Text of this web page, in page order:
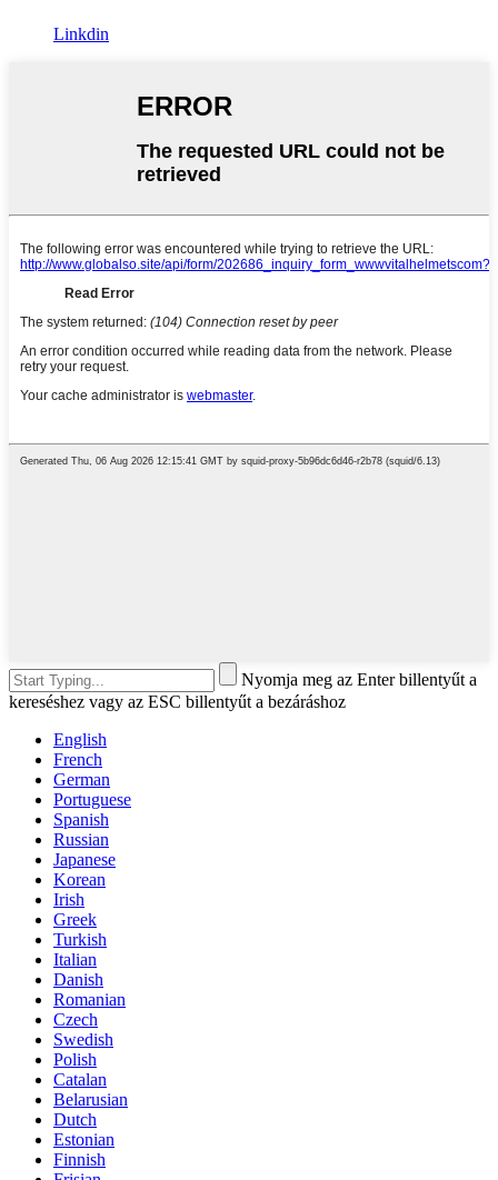
Linkdin
Nyomja meg az Enter billentyűt a
kereséshez vagy az ESC billentyűt a bezáráshoz
English
French
German
Portuguese
Spanish
Russian
Japanese
Korean
Irish
Greek
Turkish
Italian
Danish
Romanian
Czech
Swedish
Polish
Catalan
Belarusian
Dutch
Estonian
Finnish